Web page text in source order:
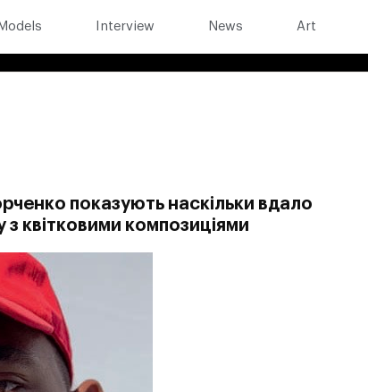
Models Interview News Art
показують наскільки вдало
квітковими композиціями